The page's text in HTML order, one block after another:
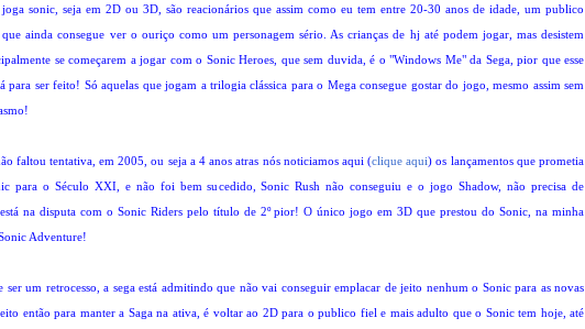
sonic, seja em 2D ou 3D, são reacionários que assim como eu tem entre 20-30 anos de idade, um publico
ainda consegue ver o ouriço como um personagem sério. As crianças de hj até podem jogar, mas desistem
se começarem a jogar com o Sonic Heroes, que sem duvida, é o "Windows Me" da Sega, pior que esse
para ser feito! Só aquelas que jogam a trilogia clássica para o Mega consegue gostar do jogo, mesmo assim sem
faltou tentativa, em 2005, ou seja a 4 anos atras nós noticiamos aqui (clique aqui) os lançamentos que prometia
para o Século XXI, e não foi bem sucedido, Sonic Rush não conseguiu e o jogo Shadow, não precisa de
na disputa com o Sonic Riders pelo título de 2º pior! O único jogo em 3D que prestou do Sonic, na minha
Adventure!
ser um retrocesso, a sega está admitindo que não vai conseguir emplacar de jeito nenhum o Sonic para as novas
então para manter a Saga na ativa, é voltar ao 2D para o publico fiel e mais adulto que o Sonic tem hoje, até